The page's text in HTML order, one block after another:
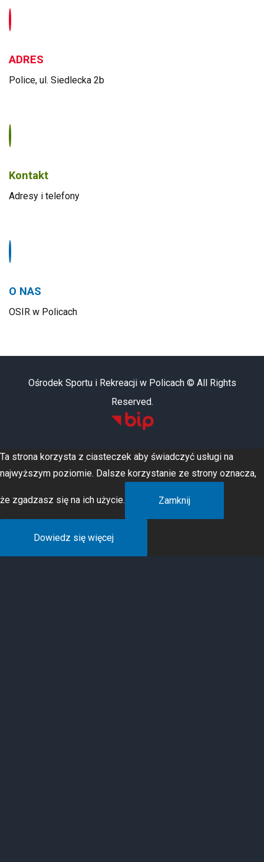
ADRES
Police, ul. Siedlecka 2b
Kontakt
Adresy i telefony
O NAS
OSIR w Policach
Ośrodek Sportu i Rekreacji w Policach © All Rights
Reserved.
Ta strona korzysta z ciasteczek aby świadczyć usługi na
najwyższym poziomie. Dalsze korzystanie ze strony oznacza,
że zgadzasz się na ich użycie. Zamknij
Dowiedz się więcej